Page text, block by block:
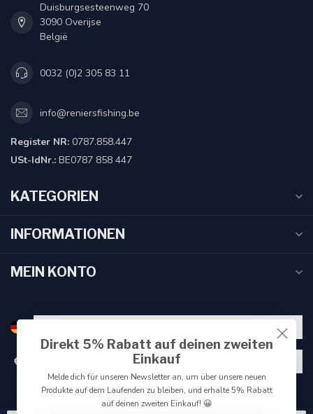
Duisburgsesteenweg 70
3090 Overijse
België
0032 (0)2 305 83 11
info@reniersfishing.be
Register NR: 0787.858.447
USt-IdNr.: BE0787 858 447
KATEGORIEN
INFORMATIONEN
MEIN KONTO
€
Direkt 5% Rabatt auf deinen zweiten
Einkauf
Melde dich für unseren Newsletter an, um über unsere neuen
Produkte auf dem Laufenden zu bleiben, und erhalte 5% Rabatt
auf deinen zweiten Einkauf! 😀